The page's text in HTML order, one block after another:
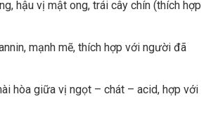
hậu vị mật ong, trái cây chín (thích hợp
mạnh mẽ, thích hợp với người đã
hòa giữa vị ngọt – chát – acid, hợp với